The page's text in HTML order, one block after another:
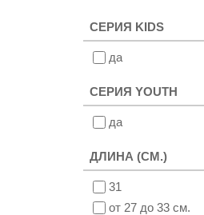
СЕРИЯ KIDS
да
СЕРИЯ YOUTH
да
ДЛИНА (СМ.)
31
от 27 до 33 см.